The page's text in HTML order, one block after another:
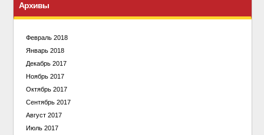
Архивы
Февраль 2018
Январь 2018
Декабрь 2017
Ноябрь 2017
Октябрь 2017
Сентябрь 2017
Август 2017
Июль 2017